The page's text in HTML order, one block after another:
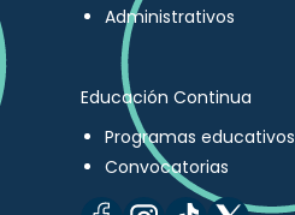
Administrativos
Educación Continua
Programas educativos
Convocatorias